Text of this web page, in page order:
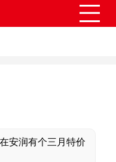
安润有个三月特价